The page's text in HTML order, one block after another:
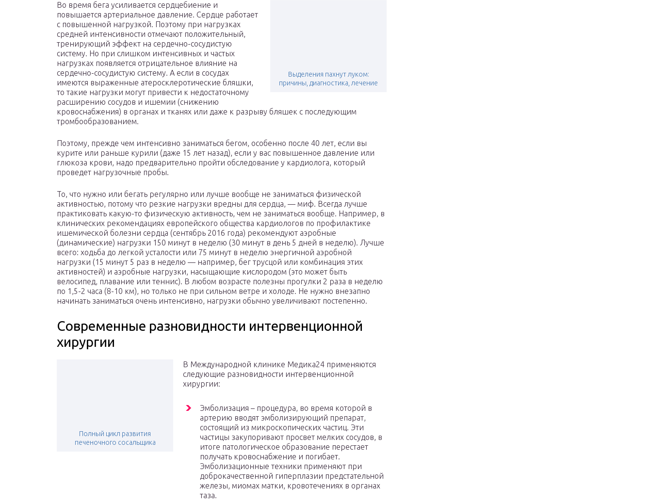
Выделения пахнут луком:
причины, диагностика, лечение
Во время бега усиливается сердцебиение и
повышается артериальное давление. Сердце работает
с повышенной нагрузкой. Поэтому при нагрузках
средней интенсивности отмечают положительный,
тренирующий эффект на сердечно-сосудистую
систему. Но при слишком интенсивных и частых
нагрузках появляется отрицательное влияние на
сердечно-сосудистую систему. А если в сосудах
имеются выраженные атеросклеротические бляшки,
то такие нагрузки могут привести к недостаточному
расширению сосудов и ишемии (снижению
кровоснабжения) в органах и тканях или даже к разрыву бляшек с последующим
тромбообразованием.
Поэтому, прежде чем интенсивно заниматься бегом, особенно после 40 лет, если вы
курите или раньше курили (даже 15 лет назад), если у вас повышенное давление или
глюкоза крови, надо предварительно пройти обследование у кардиолога, который
проведет нагрузочные пробы.
То, что нужно или бегать регулярно или лучше вообще не заниматься физической
активностью, потому что резкие нагрузки вредны для сердца, — миф. Всегда лучше
практиковать какую-то физическую активность, чем не заниматься вообще. Например, в
клинических рекомендациях европейского общества кардиологов по профилактике
ишемической болезни сердца (сентябрь 2016 года) рекомендуют аэробные
(динамические) нагрузки 150 минут в неделю (30 минут в день 5 дней в неделю). Лучше
всего: ходьба до легкой усталости или 75 минут в неделю энергичной аэробной
нагрузки (15 минут 5 раз в неделю — например, бег трусцой или комбинация этих
активностей) и аэробные нагрузки, насыщающие кислородом (это может быть
велосипед, плавание или теннис). В любом возрасте полезны прогулки 2 раза в неделю
по 1,5-2 часа (8-10 км), но только не при сильном ветре и холоде. Не нужно внезапно
начинать заниматься очень интенсивно, нагрузки обычно увеличивают постепенно.
Современные разновидности интервенционной
хирургии
Полный цикл развития
печеночного сосальщика
В Международной клинике Медика24 применяются
следующие разновидности интервенционной
хирургии:
Эмболизация – процедура, во время которой в
артерию вводят эмболизирующий препарат,
состоящий из микроскопических частиц. Эти
частицы закупоривают просвет мелких сосудов, в
итоге патологическое образование перестает
получать кровоснабжение и погибает.
Эмболизационные техники применяют при
доброкачественной гиперплазии предстательной
железы, миомах матки, кровотечениях в органах
таза.